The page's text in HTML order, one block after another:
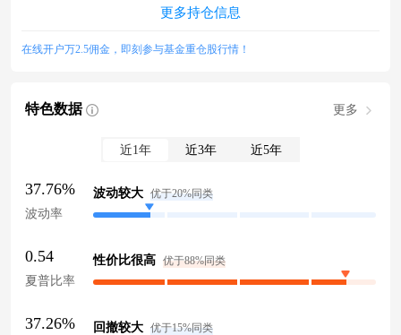
更多持仓信息
在线开户万2.5佣金，即刻参与基金重仓股行情！
特色数据 更多
近1年 近3年 近5年
37.76%
波动率
波动较大 优于20%同类
0.54
夏普比率
性价比很高 优于88%同类
37.26% 回撤较大 优于15%同类